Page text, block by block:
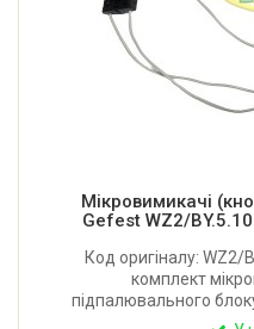
Мікровимикачі
Gefest WZ2/
Код оригіналу: WZ2/
комплект
підпалювального
Виробник: